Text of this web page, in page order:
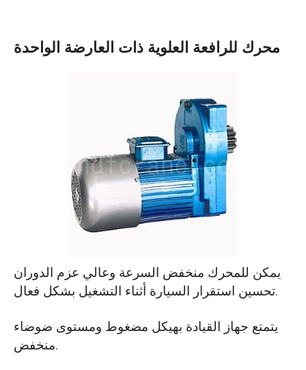
محرك للرافعة العلوية ذات العارضة الواحدة
يمكن للمحرك منخفض السرعة وعالي عزم الدوران
تحسين استقرار السيارة أثناء التشغيل بشكل فعال.
يتمتع جهاز القيادة بهيكل مضغوط ومستوى ضوضاء
منخفض.